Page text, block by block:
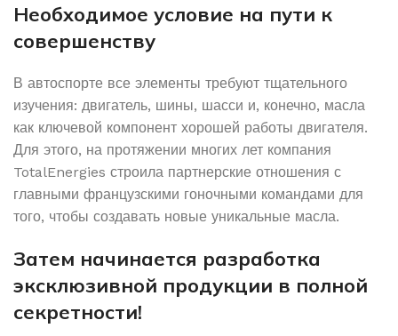
Необходимое условие на пути к
совершенству
В автоспорте все элементы требуют тщательного
изучения: двигатель, шины, шасси и, конечно, масла
как ключевой компонент хорошей работы двигателя.
Для этого, на протяжении многих лет компания
TotalEnergies строила партнерские отношения с
главными французскими гоночными командами для
того, чтобы создавать новые уникальные масла.
Затем начинается разработка
эксклюзивной продукции в полной
секретности!